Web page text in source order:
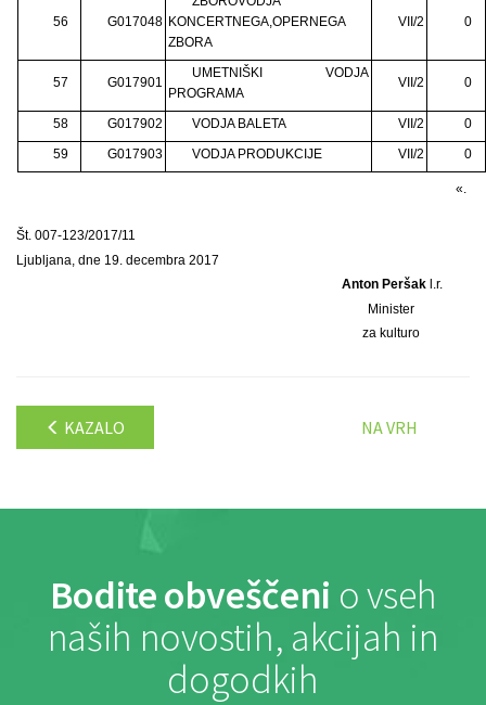
56 G017048 KONCERTNEGA,OPERNEGA
ZBORA
VII/2 0
57 G017901
UMETNIŠKI VODJA
PROGRAMA
VII/2 0
58 G017902 VODJA BALETA VII/2
0
59
G017903 VODJA PRODUKCIJE VII/2 0
«.
Št. 007-123/2017/11
Ljubljana, dne 19. decembra 2017
Anton Peršak l.r.
Minister
za kulturo
KAZALO NA VRH
Bodite obveščeni o vseh
naših novostih, akcijah in
dogodkih